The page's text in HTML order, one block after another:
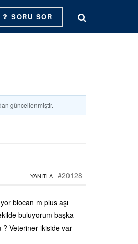
SORU SOR
güncellenmiştir.
#20128
YANITLA
biocan m plus aşı
buluyorum başka
? Veteriner ikiside var